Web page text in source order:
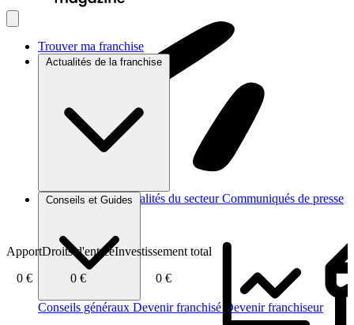
Trouver ma franchise
Actualités de la franchise
Brèves et actus Actualités du secteur Communiqués de presse
Conseils et Guides
Conseils généraux Devenir franchisé Devenir franchiseur
Apport
0 €
Droits d'entrée
0 €
Investissement total
0 €